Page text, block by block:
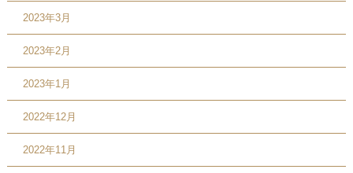
2023年3月
2023年2月
2023年1月
2022年12月
2022年11月